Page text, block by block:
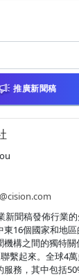
推廣新聞稿
新聞稿發佈行業
16個國家和地
構之間的獨特
繫起來。全球4
務，其中包括